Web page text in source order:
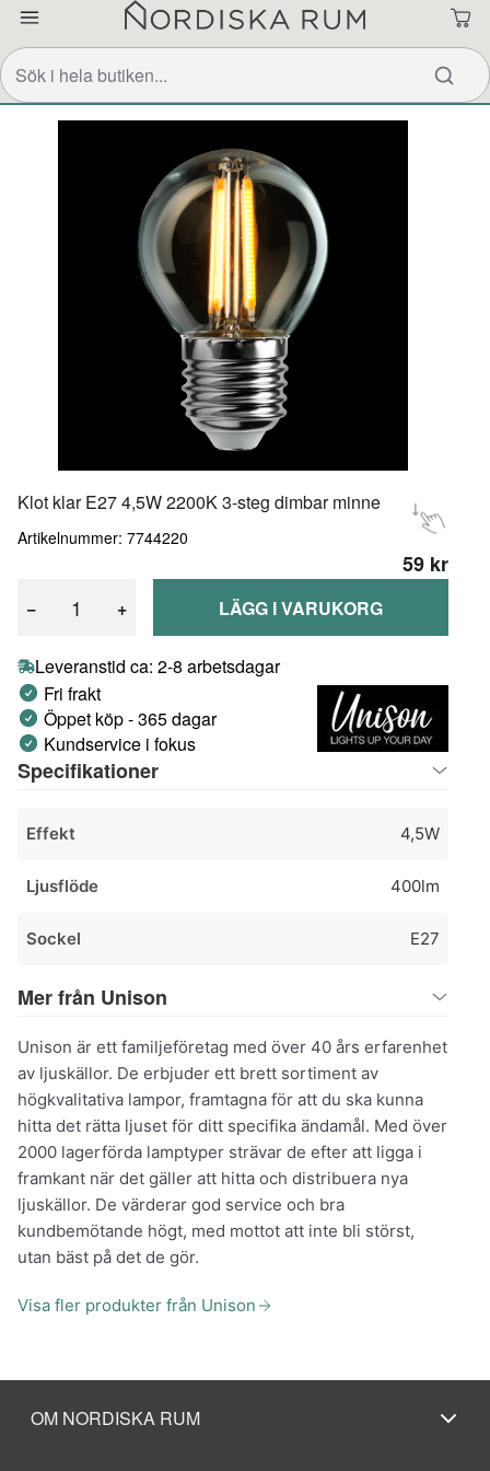
Klot klar E27 4,5W 2200K 3-steg dimbar minne
Artikelnummer: 7744220
59 kr
− + LÄGG I VARUKORG
Leveranstid ca: 2-8 arbetsdagar
Fri frakt
Öppet köp - 365 dagar
Kundservice i fokus
Specifikationer
Effekt 4,5W
Ljusflöde 400lm
Sockel E27
Mer från Unison
Unison är ett familjeföretag med över 40 års erfarenhet
av ljuskällor. De erbjuder ett brett sortiment av
högkvalitativa lampor, framtagna för att du ska kunna
hitta det rätta ljuset för ditt specifika ändamål. Med över
2000 lagerförda lamptyper strävar de efter att ligga i
framkant när det gäller att hitta och distribuera nya
ljuskällor. De värderar god service och bra
kundbemötande högt, med mottot att inte bli störst,
utan bäst på det de gör.
Visa fler produkter från Unison
OM NORDISKA RUM